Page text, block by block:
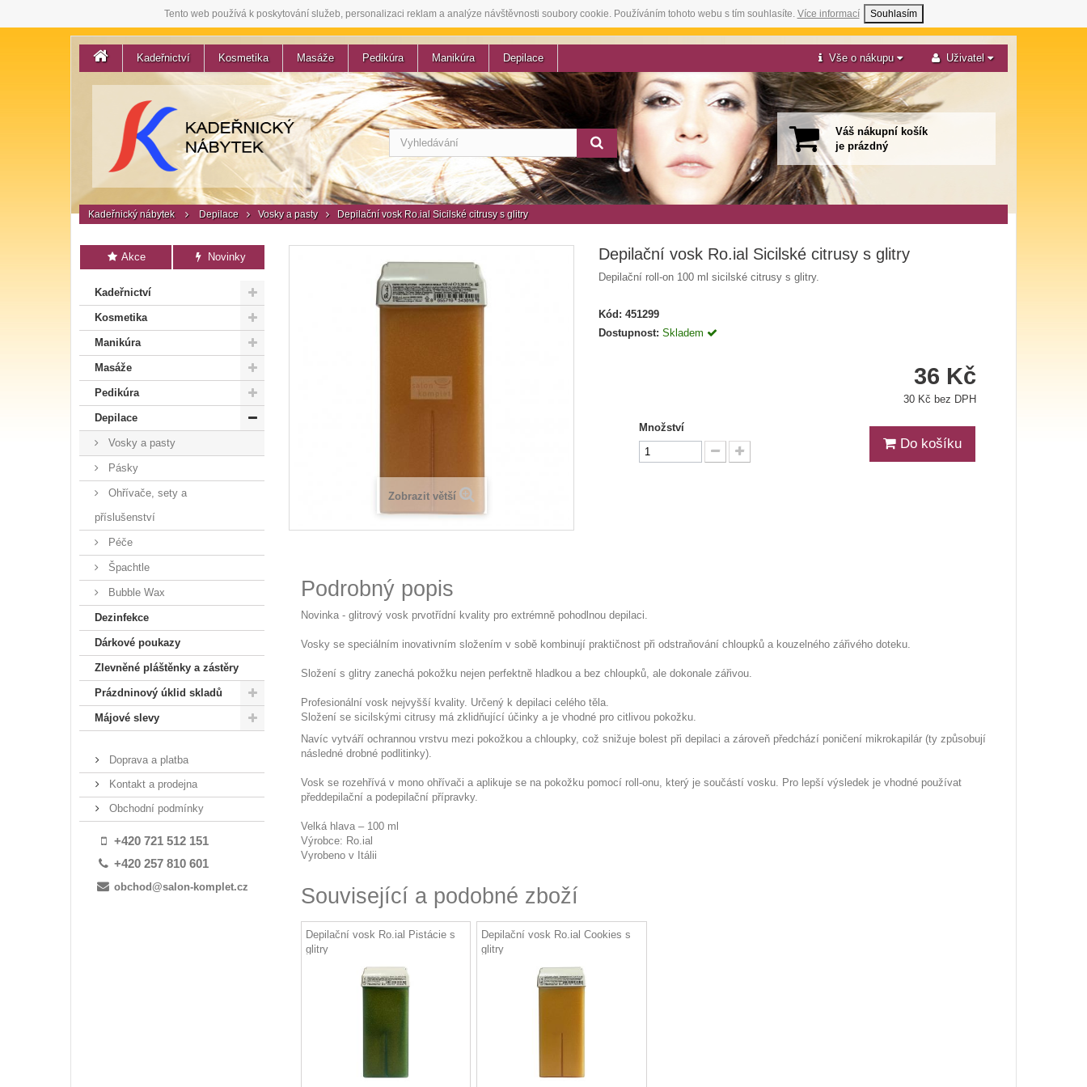
Tento web používá k poskytování služeb, personalizaci reklam a analýze návštěvnosti soubory cookie. Používáním tohoto webu s tím souhlasíte. Více informací Souhlasím
Kadeřnictví Kosmetika Masáže Pedikúra Manikúra Depilace Vše o nákupu Uživatel
Váš nákupní košík
je prázdný
Kadeřnický nábytek Depilace Vosky a pasty Depilační vosk Ro.ial Sicilské citrusy s glitry
Akce Novinky
Kadeřnictví
Kosmetika
Manikúra
Masáže
Pedikúra
Depilace
Vosky a pasty
Pásky
Ohřívače, sety a
příslušenství
Péče
Špachtle
Bubble Wax
Dezinfekce
Dárkové poukazy
Zlevněné pláštěnky a zástěry
Prázdninový úklid skladů
Májové slevy
Doprava a platba
Kontakt a prodejna
Obchodní podmínky
+420 721 512 151
+420 257 810 601
obchod@salon-komplet.cz
Zobrazit větší
Depilační vosk Ro.ial Sicilské citrusy s glitry
Depilační roll-on 100 ml sicilské citrusy s glitry.
Kód: 451299
Dostupnost: Skladem
36 Kč
30 Kč bez DPH
Množství
Do košíku
Podrobný popis
Novinka - glitrový vosk prvotřídní kvality pro extrémně pohodlnou depilaci.
Vosky se speciálním inovativním složením v sobě kombinují praktičnost při odstraňování chloupků a kouzelného zářivého doteku.
Složení s glitry zanechá pokožku nejen perfektně hladkou a bez chloupků, ale dokonale zářivou.
Profesionální vosk nejvyšší kvality. Určený k depilaci celého těla.
Složení se sicilskými citrusy má zklidňující účinky a je vhodné pro citlivou pokožku.
Navíc vytváří ochrannou vrstvu mezi pokožkou a chloupky, což snižuje bolest při depilaci a zároveň předchází poničení mikrokapilár (ty způsobují
následné drobné podlitinky).
Vosk se rozehřívá v mono ohřívači a aplikuje se na pokožku pomocí roll-onu, který je součástí vosku. Pro lepší výsledek je vhodné používat
předdepilační a podepilační přípravky.
Velká hlava – 100 ml
Výrobce: Ro.ial
Vyrobeno v Itálii
Související a podobné zboží
Depilační vosk Ro.ial Pistácie s
glitry
Depilační vosk Ro.ial Cookies s
glitry